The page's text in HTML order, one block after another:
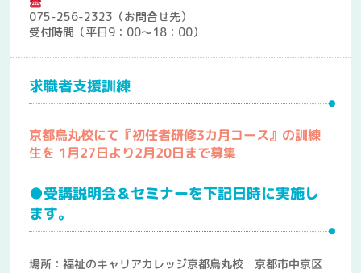
075-256-2323（お問合せ先）
受付時間（平日9：00～18：00）
求職者支援訓練
京都烏丸校にて『初任者研修3カ月コース』の訓練
生を 1月27日より2月20日まで募集
●受講説明会＆セミナーを下記日時に実施し
ます。
場所：福祉のキャリアカレッジ京都烏丸校 京都市中京区